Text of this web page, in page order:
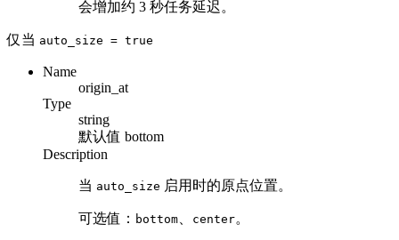
会增加约 3 秒任务延迟。
仅当 auto_size = true
Name
origin_at
Type
string
默认值 bottom
Description
当 auto_size 启用时的原点位置。
可选值： bottom center。